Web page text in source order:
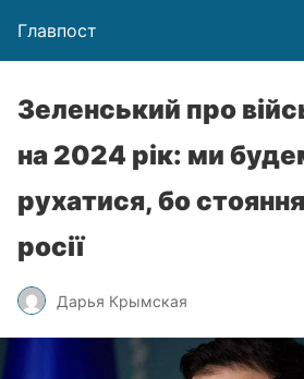
Главпост
Зеленський про
на 2024 рік: ми
рухатися, бо
росії
Дарья Крымская